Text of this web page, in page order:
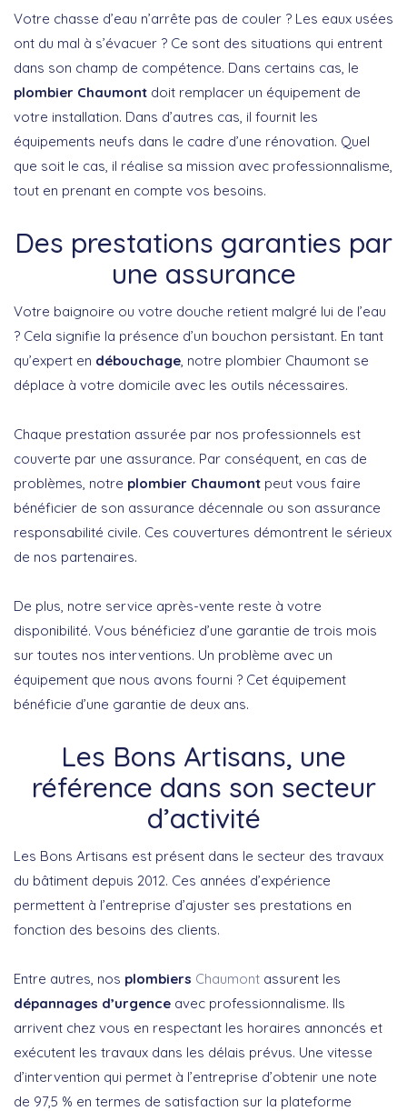
Votre chasse d’eau n’arrête pas de couler ? Les eaux usées
ont du mal à s’évacuer ? Ce sont des situations qui entrent
dans son champ de compétence. Dans certains cas, le
plombier Chaumont doit remplacer un équipement de
votre installation. Dans d’autres cas, il fournit les
équipements neufs dans le cadre d’une rénovation. Quel
que soit le cas, il réalise sa mission avec professionnalisme,
tout en prenant en compte vos besoins.
Des prestations garanties par
une assurance
Votre baignoire ou votre douche retient malgré lui de l’eau
? Cela signifie la présence d’un bouchon persistant. En tant
qu’expert en débouchage , notre plombier Chaumont se
déplace à votre domicile avec les outils nécessaires.
Chaque prestation assurée par nos professionnels est
couverte par une assurance. Par conséquent, en cas de
problèmes, notre plombier Chaumont peut vous faire
bénéficier de son assurance décennale ou son assurance
responsabilité civile. Ces couvertures démontrent le sérieux
de nos partenaires.
De plus, notre service après-vente reste à votre
disponibilité. Vous bénéficiez d’une garantie de trois mois
sur toutes nos interventions. Un problème avec un
équipement que nous avons fourni ? Cet équipement
bénéficie d’une garantie de deux ans.
Les Bons Artisans, une
référence dans son secteur
d’activité
Les Bons Artisans est présent dans le secteur des travaux
du bâtiment depuis 2012. Ces années d’expérience
permettent à l’entreprise d’ajuster ses prestations en
fonction des besoins des clients.
Entre autres, nos plombiers Chaumont assurent les
dépannages d’urgence avec professionnalisme. Ils
arrivent chez vous en respectant les horaires annoncés et
exécutent les travaux dans les délais prévus. Une vitesse
d’intervention qui permet à l’entreprise d’obtenir une note
de 97,5 % en termes de satisfaction sur la plateforme